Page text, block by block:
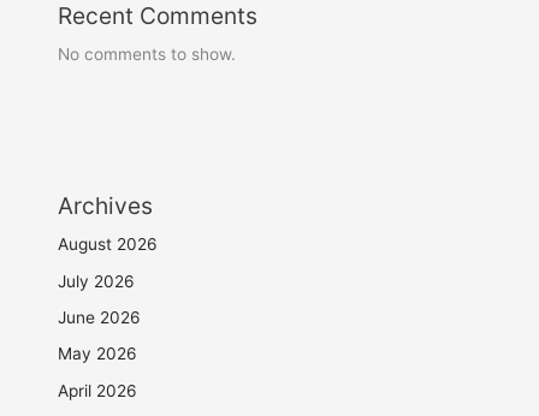
Recent Comments
No comments to show.
Archives
August 2026
July 2026
June 2026
May 2026
April 2026